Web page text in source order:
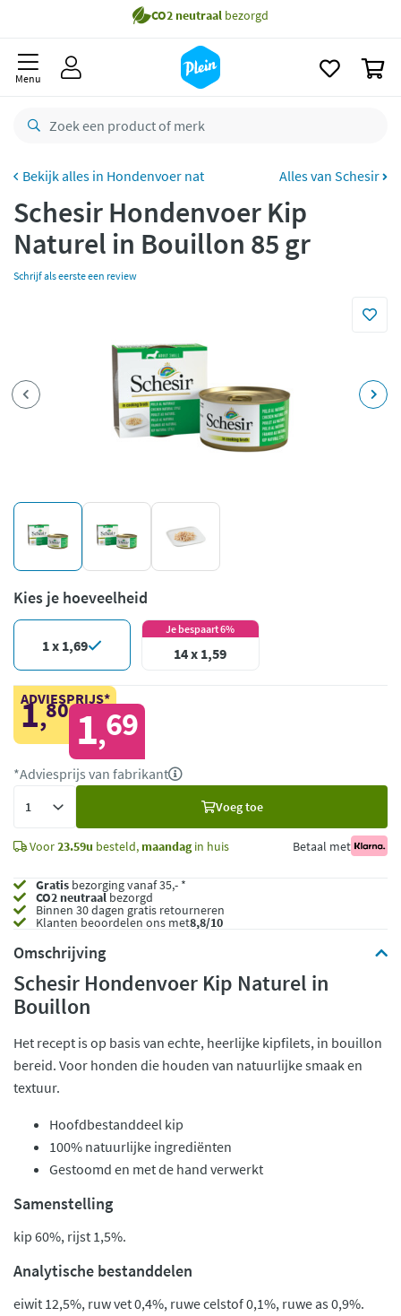
Gratisbezorging vanaf 35,- *
besteld,
Gratisretourneren
Betaal met Klarna
Menu
Hondenvoer nat Alles van Schesir
Schesir Hondenvoer Kip
Naturel in Bouillon 85 gr
Schrijf als eerste een review
Kies je hoeveelheid
1 x 1,69
Je bespaart 6%
14 x 1,59
ADVIESPRIJS*
1,80 1,69
*Adviesprijs van fabrikant
Voeg toe
Voor23.59u besteld, maandagin huis Betaal met
Gratis bezorging vanaf 35,- *
CO2 neutraalbezorgd
Binnen 30 dagen gratis retourneren
Klanten beoordelen ons met8,8/10
Omschrijving
Schesir Hondenvoer Kip Naturel in
Bouillon
Het recept is op basis van echte, heerlijke kipfilets, in bouillon
bereid. Voor honden die houden van natuurlijke smaak en
textuur.
Hoofdbestanddeel kip
100% natuurlijke ingrediënten
Gestoomd en met de hand verwerkt
Samenstelling
kip 60%, rijst 1,5%.
Analytische bestanddelen
eiwit 12,5%, ruw vet 0,4%, ruwe celstof 0,1%, ruwe as 0,9%.